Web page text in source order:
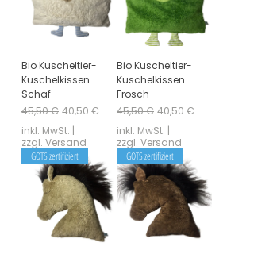
Bio Kuscheltier-
Kuschelkissen
Schaf
Standardpreis
45,50 € Sale-Preis
40,50 €
inkl. MwSt. |
zzgl. Versand
Bio Kuscheltier-
Kuschelkissen
Frosch
Standardpreis
45,50 € Sale-Preis
40,50 €
inkl. MwSt. |
zzgl. Versand
GOTS zertifiziert
GOTS zertifiziert